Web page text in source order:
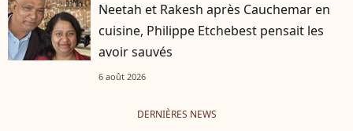
Neetah et Rakesh après Cauchemar en
cuisine, Philippe Etchebest pensait les
avoir sauvés
6 août 2026
DERNIÈRES NEWS